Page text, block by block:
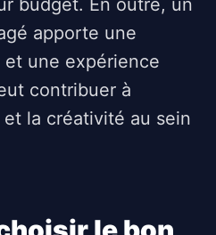
budget. En outre, un
apporte une
une expérience
contribuer à
la créativité au sein